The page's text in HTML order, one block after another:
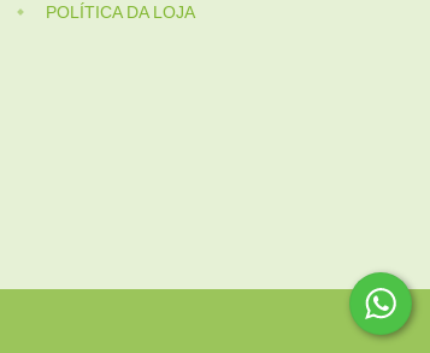
POLÍTICA DA LOJA